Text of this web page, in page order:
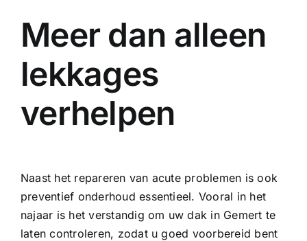
Meer dan alleen
lekkages
verhelpen
Naast het repareren van acute problemen is ook
preventief onderhoud essentieel. Vooral in het
najaar is het verstandig om uw dak in Gemert te
laten controleren, zodat u goed voorbereid bent